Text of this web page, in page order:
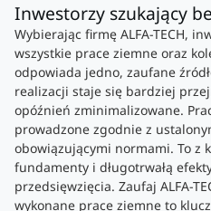
Inwestorzy szukający
Wybierając firmę ALFA-TECH,
wszystkie prace ziemne oraz
odpowiada jedno, zaufane
realizacji staje się bardziej
opóźnień zminimalizowane.
prowadzone zgodnie z
obowiązującymi normami. To z
fundamenty i długotrwałą
przedsięwzięcia. Zaufaj ALFA-
wykonane prace ziemne to